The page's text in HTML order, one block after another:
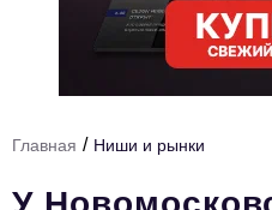
Премия "Тульский Бизнес"
История тульского
Главная / Ниши и рынки